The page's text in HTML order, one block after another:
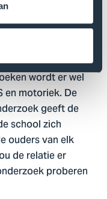
met een
dan
kinderen met een
van een
wordt er wel
en motoriek. De
geeft de
school zich
ouders van elk
de relatie er
proberen